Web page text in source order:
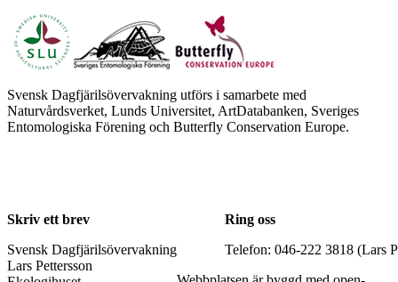
Svensk Dagfjärilsövervakning utförs i samarbete med
Naturvårdsverket, Lunds Universitet, ArtDatabanken, Sveriges
Entomologiska Förening och Butterfly Conservation Europe.
Skriv ett brev
Svensk Dagfjärilsövervakning
Lars Pettersson
Ring oss
Telefon: 046-222 3818 (Lars